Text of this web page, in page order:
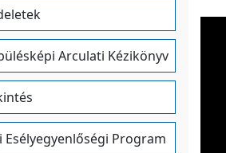
Arculati Kézikönyv
Esélyegyenlőségi Program